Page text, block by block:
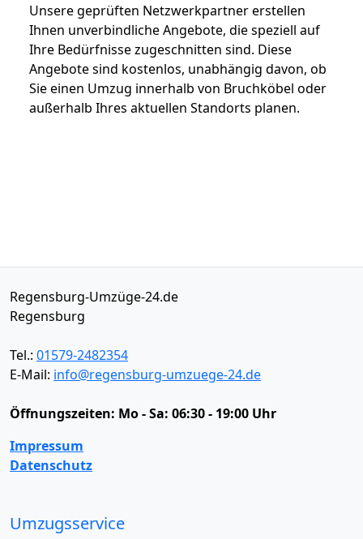
Unsere geprüften Netzwerkpartner erstellen
Ihnen unverbindliche Angebote, die speziell auf
Ihre Bedürfnisse zugeschnitten sind. Diese
Angebote sind kostenlos, unabhängig davon, ob
Sie einen Umzug innerhalb von Bruchköbel oder
außerhalb Ihres aktuellen Standorts planen.
Regensburg-Umzüge-24.de
Regensburg
Tel.: 01579-2482354
E-Mail: info@regensburg-umzuege-24.de
Öffnungszeiten: Mo - Sa: 06:30 - 19:00 Uhr
Impressum
Datenschutz
Umzugsservice